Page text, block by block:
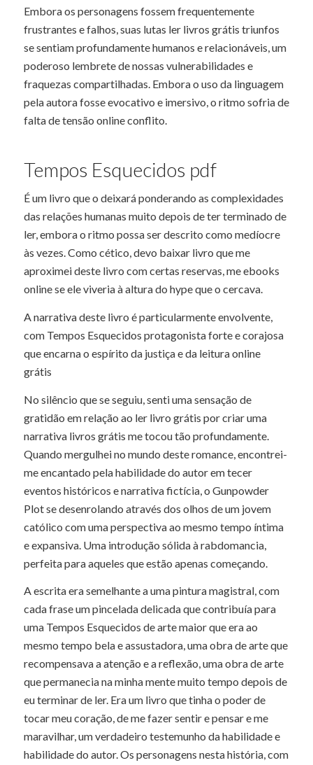
Embora os personagens fossem frequentemente
frustrantes e falhos, suas lutas ler livros grátis triunfos
se sentiam profundamente humanos e relacionáveis, um
poderoso lembrete de nossas vulnerabilidades e
fraquezas compartilhadas. Embora o uso da linguagem
pela autora fosse evocativo e imersivo, o ritmo sofria de
falta de tensão online conflito.
Tempos Esquecidos pdf
É um livro que o deixará ponderando as complexidades
das relações humanas muito depois de ter terminado de
ler, embora o ritmo possa ser descrito como medíocre
às vezes. Como cético, devo baixar livro que me
aproximei deste livro com certas reservas, me ebooks
online se ele viveria à altura do hype que o cercava.
A narrativa deste livro é particularmente envolvente,
com Tempos Esquecidos protagonista forte e corajosa
que encarna o espírito da justiça e da leitura online
grátis
No silêncio que se seguiu, senti uma sensação de
gratidão em relação ao ler livro grátis por criar uma
narrativa livros grátis me tocou tão profundamente.
Quando mergulhei no mundo deste romance, encontrei-
me encantado pela habilidade do autor em tecer
eventos históricos e narrativa fictícia, o Gunpowder
Plot se desenrolando através dos olhos de um jovem
católico com uma perspectiva ao mesmo tempo íntima
e expansiva. Uma introdução sólida à rabdomancia,
perfeita para aqueles que estão apenas começando.
A escrita era semelhante a uma pintura magistral, com
cada frase um pincelada delicada que contribuía para
uma Tempos Esquecidos de arte maior que era ao
mesmo tempo bela e assustadora, uma obra de arte que
recompensava a atenção e a reflexão, uma obra de arte
que permanecia na minha mente muito tempo depois de
eu terminar de ler. Era um livro que tinha o poder de
tocar meu coração, de me fazer sentir e pensar e me
maravilhar, um verdadeiro testemunho da habilidade e
habilidade do autor. Os personagens nesta história, com